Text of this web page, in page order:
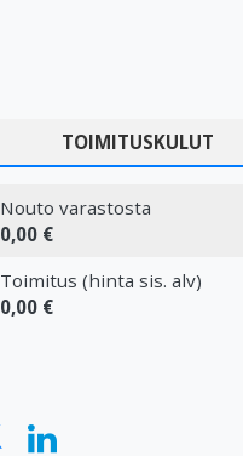
TOIMITUSKULUT
Nouto varastosta
0,00 €
Toimitus (hinta sis. alv)
0,00 €